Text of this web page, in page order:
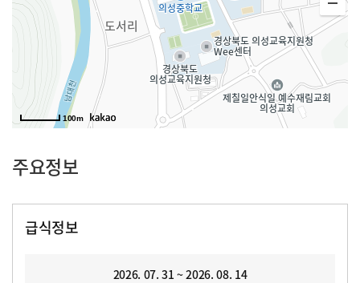
100m
주요정보
급식정보
2026. 07. 31 ~ 2026. 08. 14